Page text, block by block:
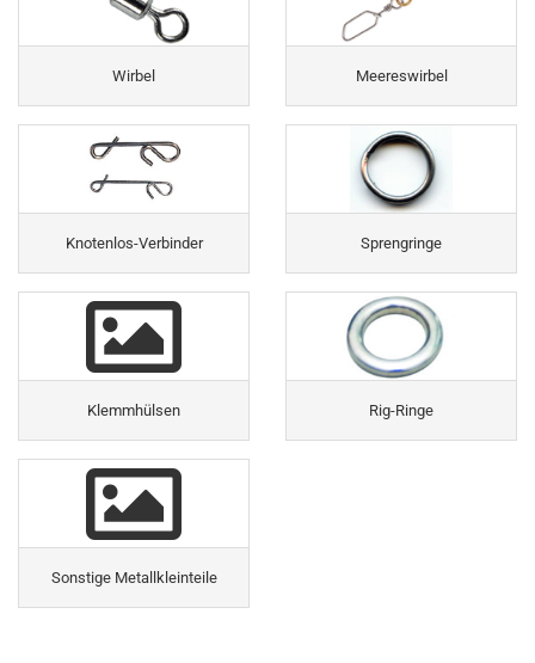
Wirbel Meereswirbel
Knotenlos-Verbinder Sprengringe
Klemmhülsen Rig-Ringe
Sonstige Metallkleinteile